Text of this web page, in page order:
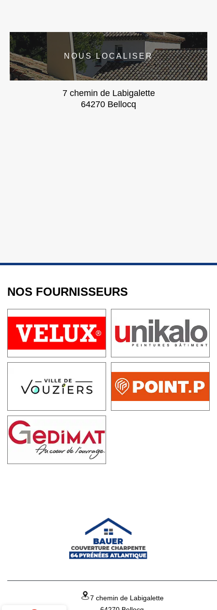
NOUS LOCALISER
7 chemin de Labigalette
64270 Bellocq
NOS FOURNISSEURS
7 chemin de Labigalette